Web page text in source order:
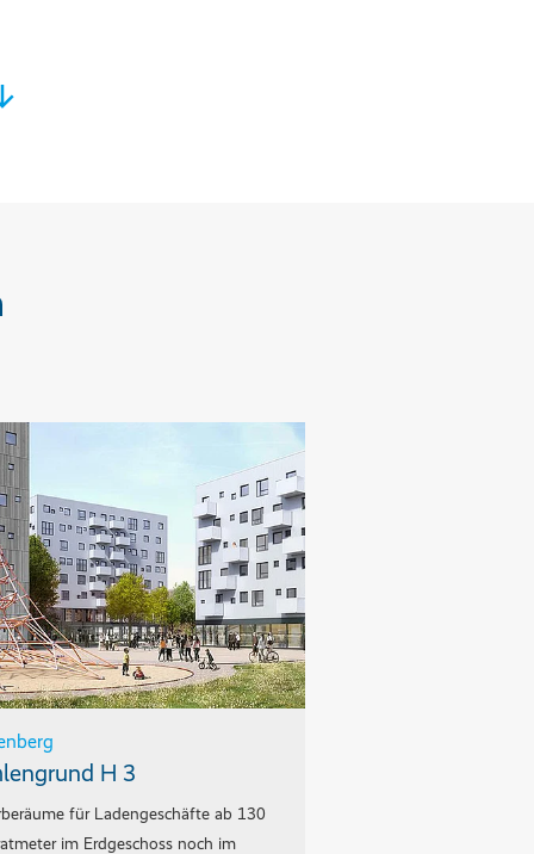
H 3
für Ladengeschäfte ab 130
im Erdgeschoss noch im